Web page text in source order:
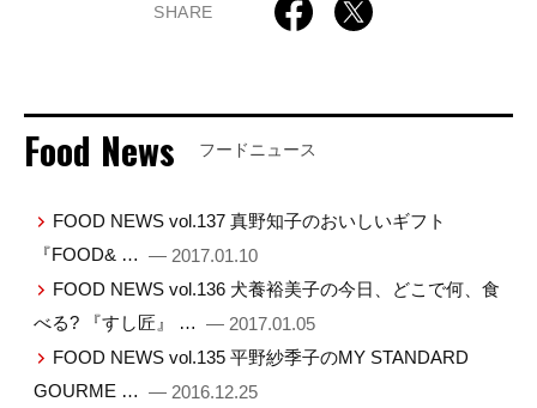
SHARE
Food News フードニュース
FOOD NEWS vol.137 真野知子のおいしいギフト
『FOOD& … — 2017.01.10
FOOD NEWS vol.136 犬養裕美子の今日、どこで何、食
べる? 『すし匠』 … — 2017.01.05
FOOD NEWS vol.135 平野紗季子のMY STANDARD
GOURME … — 2016.12.25